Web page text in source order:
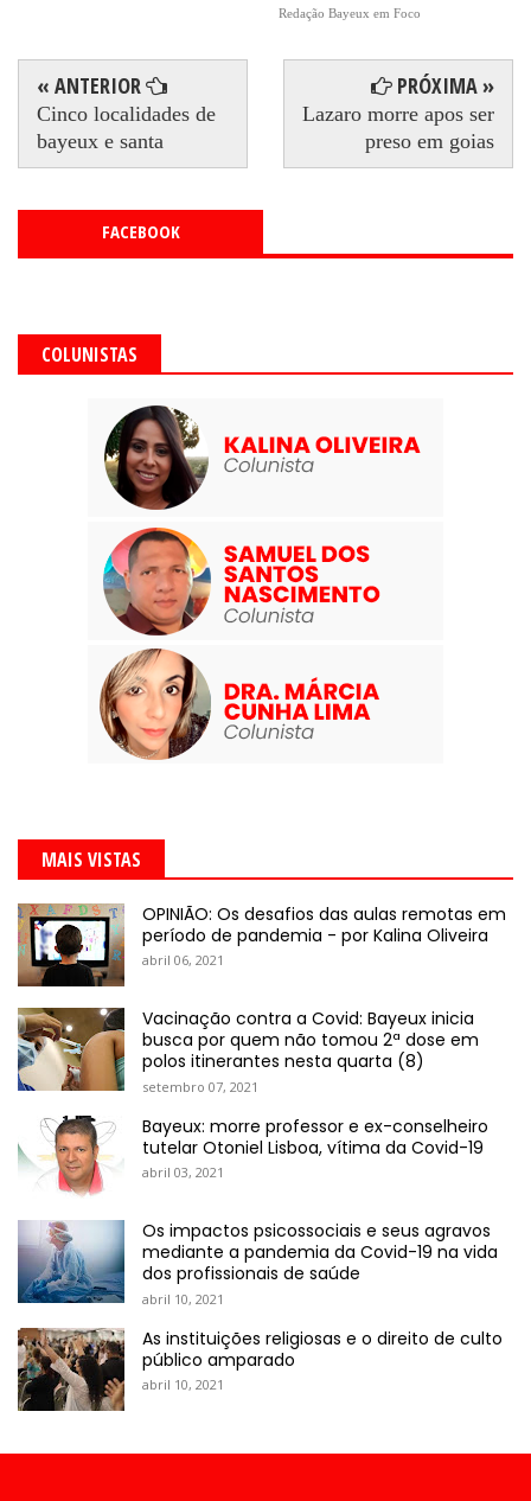
Redação Bayeux em Foco
« ANTERIOR
Cinco localidades de
bayeux e santa
PRÓXIMA »
Lazaro morre apos ser
preso em goias
FACEBOOK
COLUNISTAS
MAIS VISTAS
OPINIÃO: Os desafios das aulas remotas em
período de pandemia - por Kalina Oliveira
abril 06, 2021
Vacinação contra a Covid: Bayeux inicia
busca por quem não tomou 2ª dose em
polos itinerantes nesta quarta (8)
setembro 07, 2021
Bayeux: morre professor e ex-conselheiro
tutelar Otoniel Lisboa, vítima da Covid-19
abril 03, 2021
Os impactos psicossociais e seus agravos
mediante a pandemia da Covid-19 na vida
dos profissionais de saúde
abril 10, 2021
As instituições religiosas e o direito de culto
público amparado
abril 10, 2021